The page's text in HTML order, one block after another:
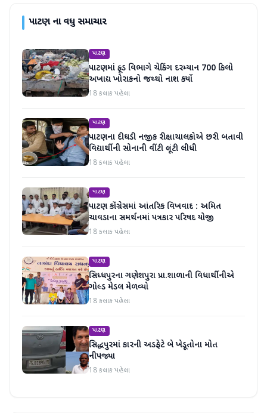
પાટણના વધુ સમાચાર
પાટણ
પાટણમાં ફૂડ વિભાગે ચેકિંગ દરમ્યાન 700 કિલો
અખાદ્ય ખોરાકનો જથ્થો નાશ કર્યો
18 કલાક પહેલા
પાટણ
પાટણના દીઘડી નજીક રીક્ષાચાલકોએ છરી બતાવી
વિદ્યાર્થીની સોનાની વીંટી લૂંટી લીધી
18 કલાક પહેલા
પાટણ
પાટણ કોંગ્રેસમાં આંતરિક વિખવાદ : અમિત
ચાવડાના સમર્થનમાં પત્રકાર પરિષદ યોજી
18 કલાક પહેલા
પાટણ
સિધ્ધપુરના ગણેશપુરા પ્રા.શાળાની વિધાર્થીનીએ
ગોલ્ડ મેડલ મેળવ્યો
18 કલાક પહેલા
પાટણ
સિદ્ધપુરમાં કારની અડફેટે બે ખેડૂતોના મોત
નીપજ્યા
18 કલાક પહેલા